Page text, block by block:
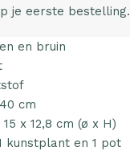
je eerste bestelling.
en bruin
cm
x 12,8 cm (ø x H)
kunstplant en 1 pot